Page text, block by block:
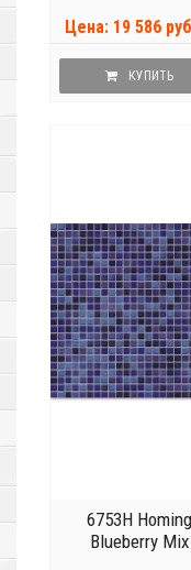
Цена: 19 586
КУПИТЬ
6753H Homing
Blueberry Mix